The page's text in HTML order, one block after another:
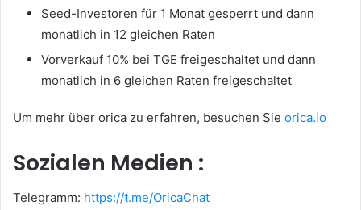
Seed-Investoren für 1 Monat gesperrt und dann
monatlich in 12 gleichen Raten
Vorverkauf 10% bei TGE freigeschaltet und dann
monatlich in 6 gleichen Raten freigeschaltet
Um mehr über orica zu erfahren, besuchen Sie orica.io
Sozialen Medien :
Telegramm: https://t.me/OricaChat